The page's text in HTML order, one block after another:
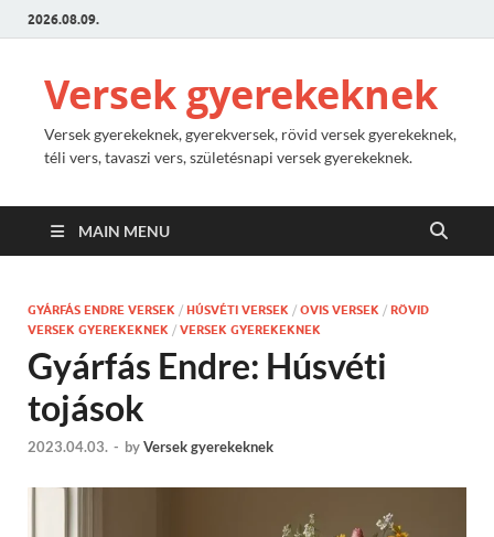
2026.08.09.
Versek gyerekeknek
Versek gyerekeknek, gyerekversek, rövid versek gyerekeknek,
téli vers, tavaszi vers, születésnapi versek gyerekeknek.
MAIN MENU
GYÁRFÁS ENDRE VERSEK / HÚSVÉTI VERSEK / OVIS VERSEK / RÖVID
VERSEK GYEREKEKNEK / VERSEK GYEREKEKNEK
Gyárfás Endre: Húsvéti
tojások
2023.04.03. - byVersek gyerekeknek